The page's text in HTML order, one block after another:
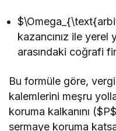
kazancınız ile
arasındaki coğrafi
Bu formüle göre,
kalemlerini meşru
koruma kalkanını ($P$
sermaye koruma